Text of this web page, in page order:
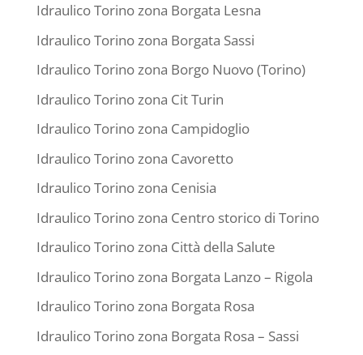
Idraulico Torino zona Borgata Lesna
Idraulico Torino zona Borgata Sassi
Idraulico Torino zona Borgo Nuovo (Torino)
Idraulico Torino zona Cit Turin
Idraulico Torino zona Campidoglio
Idraulico Torino zona Cavoretto
Idraulico Torino zona Cenisia
Idraulico Torino zona Centro storico di Torino
Idraulico Torino zona Città della Salute
Idraulico Torino zona Borgata Lanzo – Rigola
Idraulico Torino zona Borgata Rosa
Idraulico Torino zona Borgata Rosa – Sassi